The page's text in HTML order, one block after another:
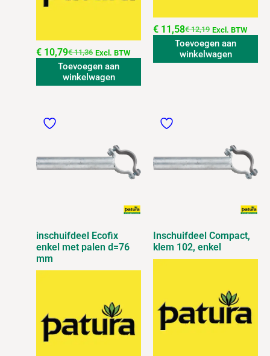
€11,36
€ 10,79 Excl. BTW
Toevoegen aan
winkelwagen
€12,19
€ 11,58 Excl. BTW
Toevoegen aan
winkelwagen
inschuifdeel Ecofix
enkel met palen d=76
mm
Inschuifdeel Compact,
klem 102, enkel